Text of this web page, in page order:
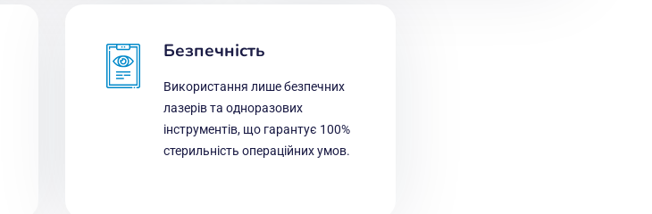
Безпечність
Використання лише безпечних
лазерів та одноразових
інструментів, що гарантує 100%
стерильність операційних умов.